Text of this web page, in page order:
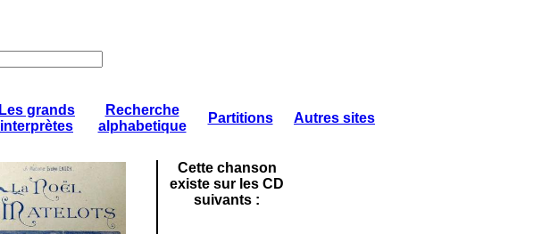
Les grands
interprètes
Recherche
alphabetique
Partitions Autres sites
Cette chanson
existe sur les CD
suivants :